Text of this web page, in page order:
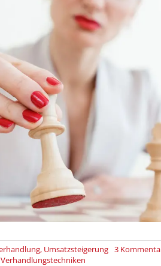
, Umsatzsteigerung 3
Verhandlungstechniken